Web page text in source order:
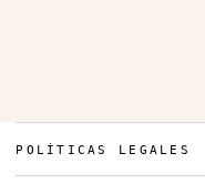
POLÍTICAS LEGALES